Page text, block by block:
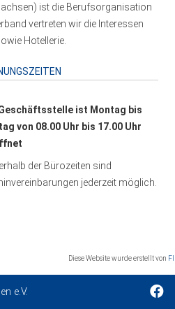
ist die Berufsorganisation
vertreten wir die Interessen
Hotellerie.
ist Montag bis
von 08.00 Uhr bis 17.00 Uhr
der Bürozeiten sind
jederzeit möglich.
Diese Website wurde erstellt von
e.V.